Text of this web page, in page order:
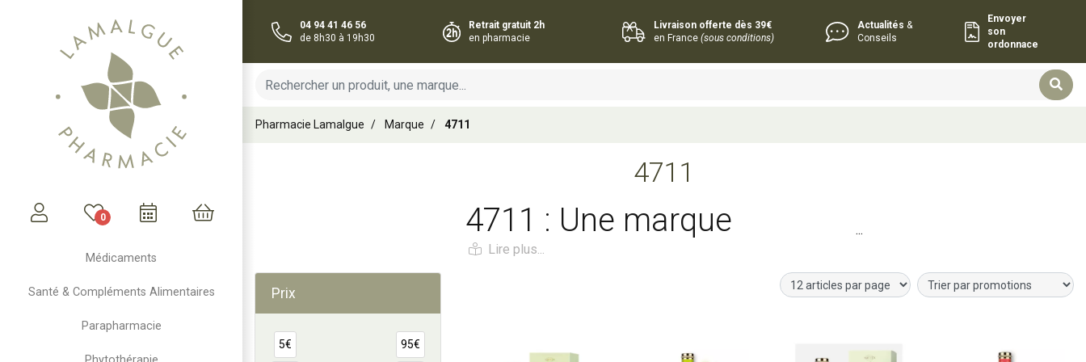
0
Médicaments
Santé & Compléments Alimentaires
Parapharmacie
04 94 41 46 56
de 8h30 à 19h30
Retrait gratuit 2h
en pharmacie
Livraison offerte dès 39€
en France(sous conditions)
Actualités &
Conseils
Envoyer
son
ordonnace
Pharmacie Lamalgue Marque 4711
4711
4711 : Une marque
légendaire et une histoire
Quatre chiffres, une icône intemporelle : 4711 ! Ce
Prix
5€ 95€